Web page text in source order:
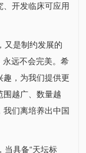
开发临床可应用
又是制约发展的
永远不会完美。希
趣，为我们提供更
围越广、数量越
们离培养出中国
当具备“天坛标